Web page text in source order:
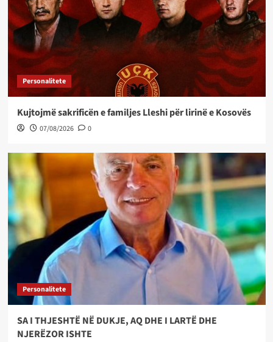
Personalitete
Kujtojmë sakrificën e familjes Lleshi për lirinë e Kosovës
07/08/2026 0
Personalitete
SA I THJESHTË NË DUKJE, AQ DHE I LARTË DHE
NJERËZOR ISHTE